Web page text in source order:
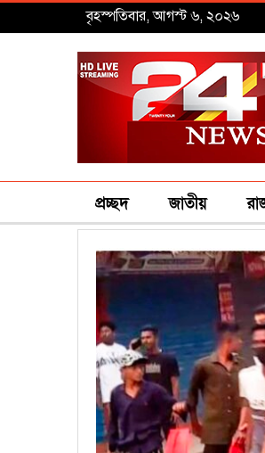
বৃহস্পতিবার, আগস্ট ৬, ২০২৬
প্রচ্ছদ জাতীয়